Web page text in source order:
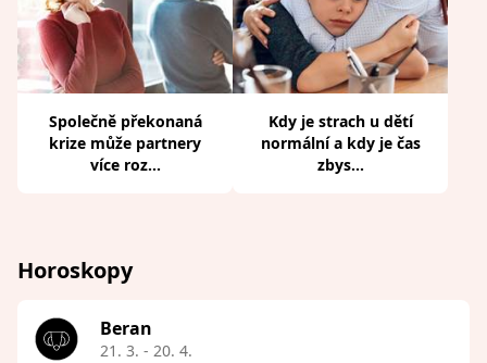
Společně překonaná
krize může partnery
více roz...
Kdy je strach u dětí
normální a kdy je čas
zbys...
Horoskopy
Beran
21. 3. - 20. 4.